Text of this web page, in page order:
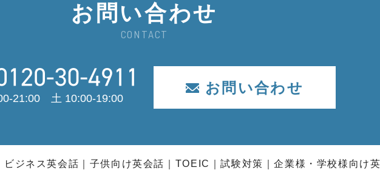
お問い合わせ
CONTACT
21:00 土 10:00-19:00
お問い合わせ
ビジネス英会話 子供向け英会話 TOEIC 試験対策 企業様・学校様向け